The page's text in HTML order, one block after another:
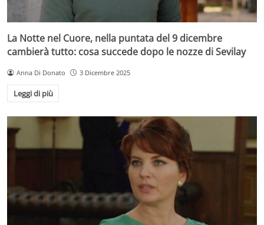
La Notte nel Cuore, nella puntata del 9 dicembre
cambierà tutto: cosa succede dopo le nozze di Sevilay
Anna Di Donato 3 Dicembre 2025
Leggi di più